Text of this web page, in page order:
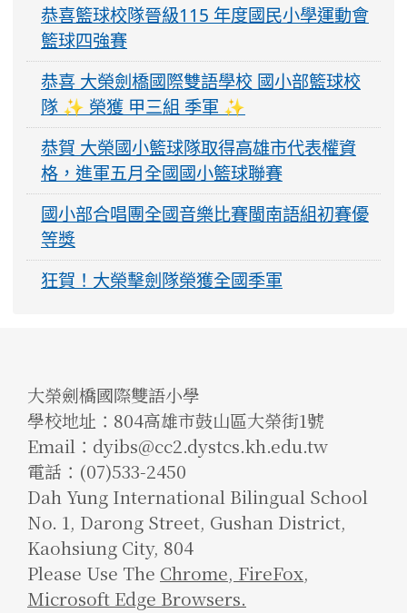
恭喜籃球校隊晉級115 年度國民小學運動會
籃球四強賽
恭喜 大榮劍橋國際雙語學校 國小部籃球校
隊 ✨ 榮獲 甲三組 季軍 ✨
恭賀 大榮國小籃球隊取得高雄市代表權資
格，進軍五月全國國小籃球聯賽
國小部合唱團全國音樂比賽閩南語組初賽優
等獎
狂賀！大榮擊劍隊榮獲全國季軍
大榮劍橋國際雙語小學
學校地址：804高雄市鼓山區大榮街1號
Email：dyibs@cc2.dystcs.kh.edu.tw
電話：(07)533-2450
Dah Yung International Bilingual School
No. 1, Darong Street, Gushan District,
Kaohsiung City, 804
Please Use The Chrome, FireFox,
Microsoft Edge Browsers.